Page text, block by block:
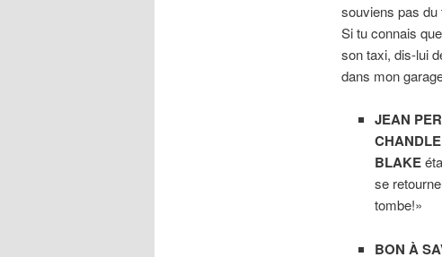
souviens pas du
Si tu connais
son taxi, dis-lui
dans mon
JEAN
BLAKE
se
tombe!»
BON À